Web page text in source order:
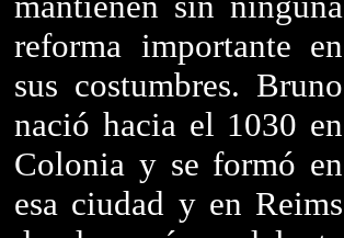
reforma importante en
sus costumbres. Bruno
nació hacia el 1030 en
Colonia y se formó en
esa ciudad y en Reims